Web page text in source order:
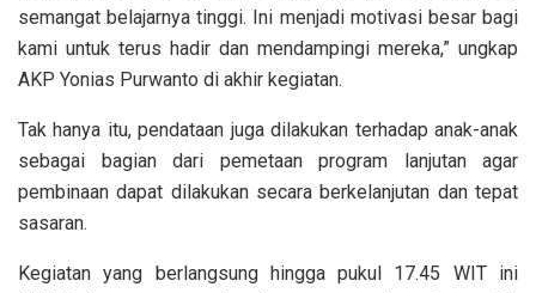
semangat belajarnya tinggi. Ini menjadi motivasi besar bagi
kami untuk terus hadir dan mendampingi mereka,” ungkap
AKP Yonias Purwanto di akhir kegiatan.
Tak hanya itu, pendataan juga dilakukan terhadap anak-anak
sebagai bagian dari pemetaan program lanjutan agar
pembinaan dapat dilakukan secara berkelanjutan dan tepat
sasaran.
Kegiatan yang berlangsung hingga pukul 17.45 WIT ini